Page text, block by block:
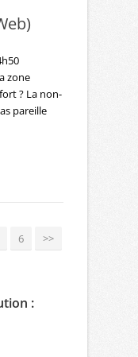
zone
? La non-
pareille
6 >>
: